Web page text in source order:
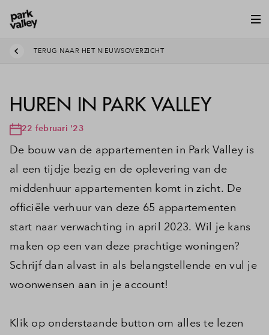
TERUG NAAR HET NIEUWSOVERZICHT
HUREN IN PARK VALLEY
22 februari '23
De bouw van de appartementen in Park Valley is
al een tijdje bezig en de oplevering van de
middenhuur appartementen komt in zicht. De
officiële verhuur van deze 65 appartementen
start naar verwachting in april 2023. Wil je kans
maken op een van deze prachtige woningen?
Schrijf dan alvast in als belangstellende en vul je
woonwensen aan in je account!
Klik op onderstaande button om alles te lezen